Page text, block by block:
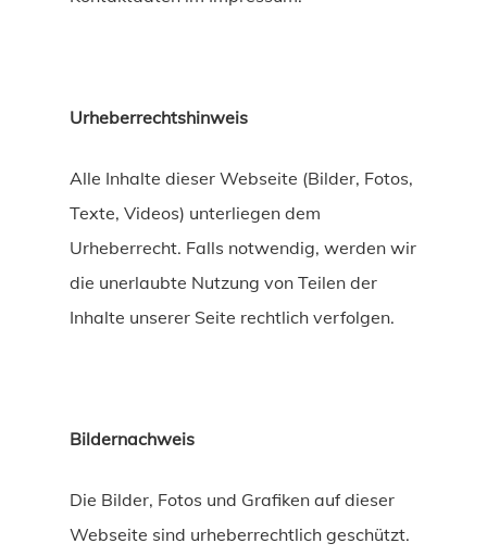
Urheberrechtshinweis
Alle Inhalte dieser Webseite (Bilder, Fotos,
Texte, Videos) unterliegen dem
Urheberrecht. Falls notwendig, werden wir
die unerlaubte Nutzung von Teilen der
Inhalte unserer Seite rechtlich verfolgen.
Bildernachweis
Die Bilder, Fotos und Grafiken auf dieser
Webseite sind urheberrechtlich geschützt.